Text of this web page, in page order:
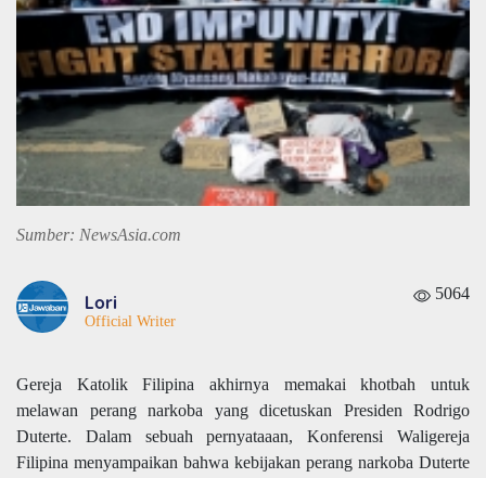
Sumber: NewsAsia.com
Lori
Official Writer
5064
Gereja Katolik Filipina akhirnya memakai khotbah untuk
melawan perang narkoba yang dicetuskan Presiden Rodrigo
Duterte. Dalam sebuah pernyataaan, Konferensi Waligereja
Filipina menyampaikan bahwa kebijakan perang narkoba Duterte